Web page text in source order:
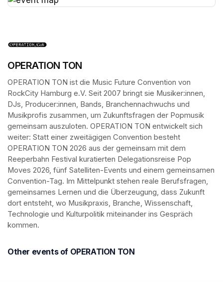
OPERATION TON
OPERATION TON ist die Music Future Convention von
RockCity Hamburg e.V. Seit 2007 bringt sie Musiker:innen,
DJs, Producer:innen, Bands, Branchennachwuchs und
Musikprofis zusammen, um Zukunftsfragen der Popmusik
gemeinsam auszuloten. OPERATION TON entwickelt sich
weiter: Statt einer zweitägigen Convention besteht
OPERATION TON 2026 aus der gemeinsam mit dem
Reeperbahn Festival kuratierten Delegationsreise Pop
Moves 2026, fünf Satelliten-Events und einem gemeinsamen
Convention-Tag. Im Mittelpunkt stehen reale Berufsfragen,
gemeinsames Lernen und die Überzeugung, dass Zukunft
dort entsteht, wo Musikpraxis, Branche, Wissenschaft,
Technologie und Kulturpolitik miteinander ins Gespräch
kommen.
Other events of OPERATION TON